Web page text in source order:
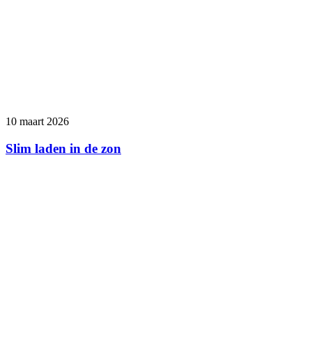
10 maart 2026
Slim laden in de zon